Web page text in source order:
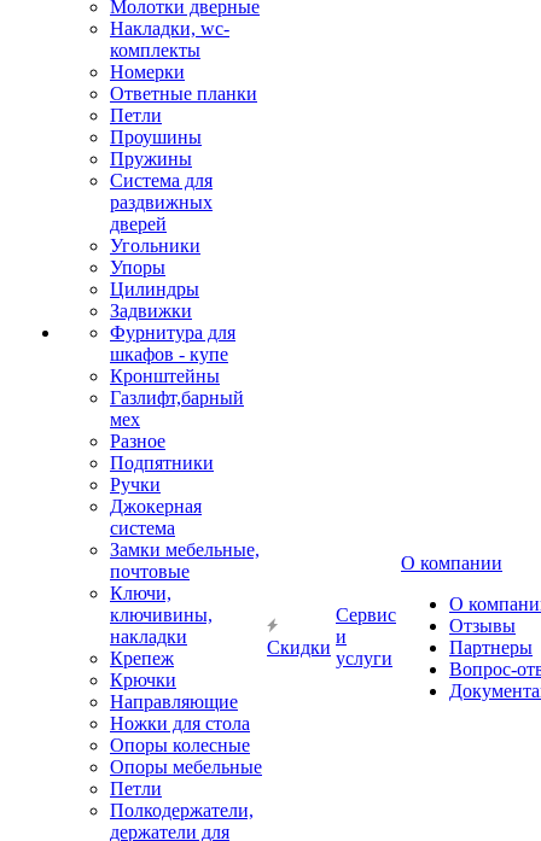
Молотки дверные
Накладки, wc-
комплекты
Номерки
Ответные планки
Петли
Проушины
Пружины
Система для
раздвижных
дверей
Угольники
Упоры
Цилиндры
Задвижки
Фурнитура для
шкафов - купе
Кронштейны
Газлифт,барный
мех
Разное
Подпятники
Ручки
Джокерная
система
Замки мебельные,
почтовые
Ключи,
ключивины,
накладки
Крепеж
Крючки
Направляющие
Ножки для стола
Опоры колесные
Опоры мебельные
Петли
Полкодержатели,
держатели для
Скидки
Сервис
и
услуги
О компании
О
Отзывы
Партнеры
Вопрос-